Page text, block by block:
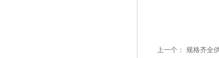
上一个： 规格齐全